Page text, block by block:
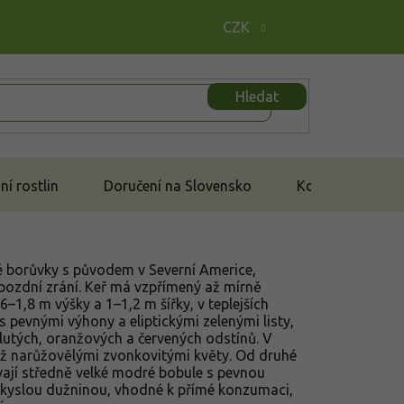
CZK
Hledat
rostlin Doručení na Slovensko Kontakt
s původem v Severní Americe,
zrání. Keř má vzpřímený až mírně
m výšky a 1–1,2 m šířky, v teplejších
pevnými výhony a eliptickými zelenými listy,
oranžových a červených odstínů. V
narůžovělými zvonkovitými květy. Od druhé
středně velké modré bobule s pevnou
dužninou, vhodné k přímé konzumaci,